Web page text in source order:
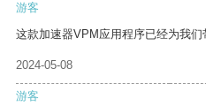
游客
这款加速器VPM应用程序已经为我们
2024-05-08
游客